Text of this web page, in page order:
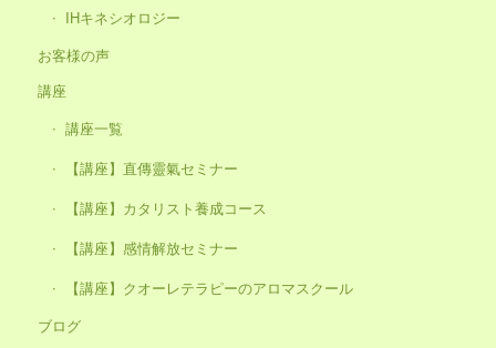
IHキネシオロジー
お客様の声
講座
講座一覧
【講座】直傳靈氣セミナー
【講座】カタリスト養成コース
【講座】感情解放セミナー
【講座】クオーレテラピーのアロマスクール
ブログ